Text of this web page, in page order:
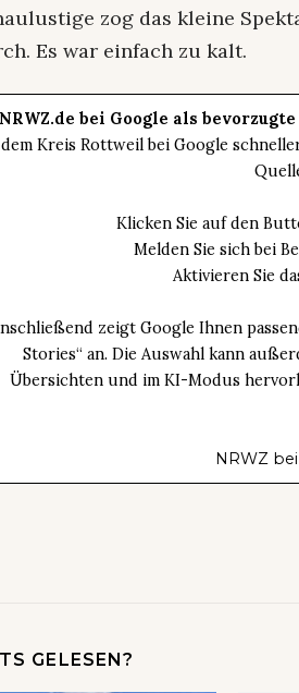
zog das kleine
Es war einfach zu kalt.
NRWZ.de bei Google als
dem Kreis Rottweil bei Google
Klicken Sie auf den
Melden Sie sich bei
Aktivieren Sie
zeigt Google Ihnen
Stories“ an. Die Auswahl kann
Übersichten und im KI-Modus
NRWZ
GELESEN?